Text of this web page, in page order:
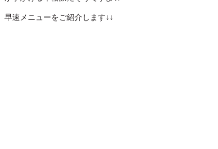
早速メニューをご紹介します↓↓